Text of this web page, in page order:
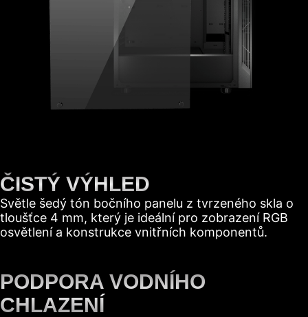
ČISTÝ VÝHLED
Světle šedý tón bočního panelu z tvrzeného skla o
tloušťce 4 mm, který je ideální pro zobrazení RGB
osvětlení a konstrukce vnitřních komponentů.
PODPORA VODNÍHO
CHLAZENÍ